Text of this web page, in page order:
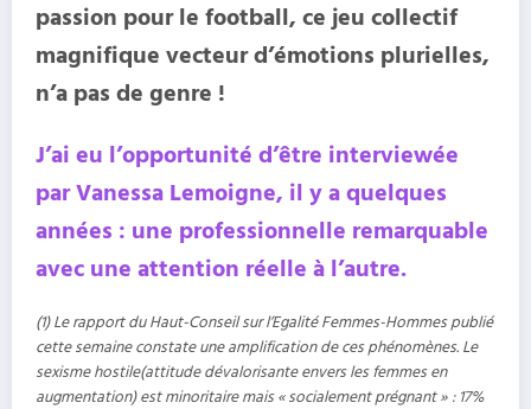
passion pour le football, ce jeu collectif
magnifique vecteur d’émotions plurielles,
n’a pas de genre !
J’ai eu l’opportunité d’être interviewée
par Vanessa Lemoigne, il y a quelques
années : une professionnelle remarquable
avec une attention réelle à l’autre.
(1) Le rapport du Haut-Conseil sur l’Egalité Femmes-Hommes publié
cette semaine constate une amplification de ces phénomènes. Le
sexisme hostile(attitude dévalorisante envers les femmes en
augmentation) est minoritaire mais « socialement prégnant » : 17%